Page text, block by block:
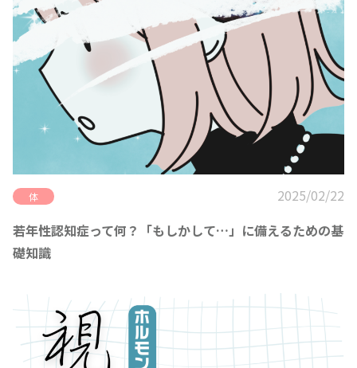
体
2025/02/22
若年性認知症って何？「もしかして…」に備えるための基
礎知識